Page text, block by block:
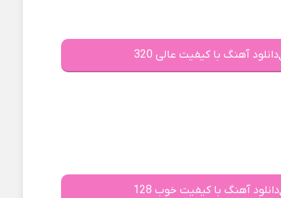
دانلود آهنگ با کیفیت عالی 320
دانلود آهنگ با کیفیت خوب 128